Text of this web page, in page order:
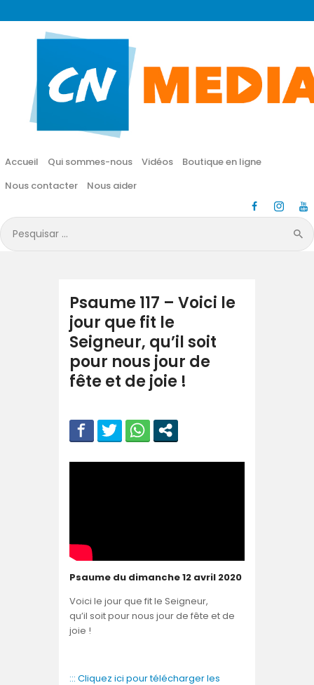
Accueil Qui sommes-nous Vidéos
Boutique en ligne
Nous contacter
Nous aider
Pesquisar
por:
CN MÉDIA
Une vie nouvelle en JESUS !
Accueil
Vidéos
Boutique en ligne
Nous aider
Psaume 117 – Voici le
jour que fit le
Seigneur, qu’il soit
pour nous jour de
fête et de joie !
Psaume du dimanche 12 avril 2020
Voici le jour que fit le Seigneur,
qu’il soit pour nous jour de fête et de
joie !
::: Cliquez ici pour télécharger les